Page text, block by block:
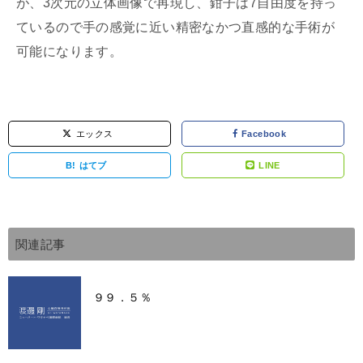
が、 3次元の立体画像で再現し、鉗子は 7 自由度を持っ
ているので手の感覚に近い精密なかつ直感的な手術が
可能になります。
エックス Facebook
B! はてブ LINE
関連記事
９９．５％